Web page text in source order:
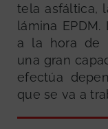
tela asfáltica,
lámina
a la hora de
una gran
efectúa
que se va a